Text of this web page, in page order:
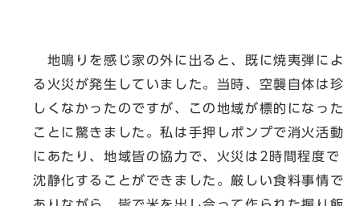
地鳴りを感じ家の外に出ると、既に焼夷弾によ
る火災が発生していました。当時、空襲自体は珍
しくなかったのですが、この地域が標的になった
ことに驚きました。私は手押しポンプで消火活動
にあたり、地域皆の協力で、火災は2時間程度で
沈静化することができました。厳しい食料事情で